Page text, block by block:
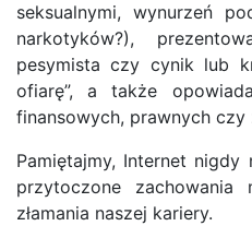
seksualnymi, wynurzeń
narkotyków?),
pesymista czy cynik lub
ofiarę”, a także
finansowych, prawnych
Pamiętajmy, Internet
przytoczone
złamania naszej kariery.